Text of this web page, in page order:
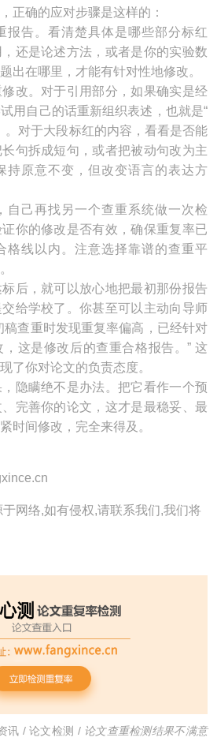
正确的应对步骤是这样的：
报告。看清楚具体是哪些部分标红
还是论述方法，或者是你的实验数
出在哪里，才能有针对性地修改。
改。对于引用部分，如果确实是经
用自己的话重新组织表述，也就是“
。对于大段标红的内容，看看是否能
句拆成短句，或者把被动句改为主
持原意不变，但改变语言的表达方
自己再找另一个查重系统做一次检
你的修改是否有效，确保重复率已
格线以内。注意选择靠谱的查重平
后，就可以放心地把最初那份报告
给学校了。你甚至可以主动向导师
稿查重时发现重复率偏高，已经针对
这是修改后的查重合格报告。” 这
了你对论文的负责态度。
隐瞒绝不是办法。把它看作一个预
完善你的论文，这才是最稳妥、最
时间修改，完全来得及。
网络,如有侵权,请联系我们,我们将
讯 / 论文检测 / 论文查重检测结果不满意